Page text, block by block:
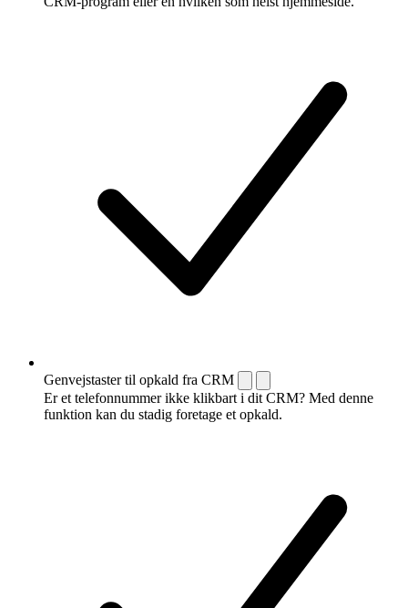
Genvejstaster til opkald fra CRM
Er et telefonnummer ikke klikbart i dit CRM? Med denne
funktion kan du stadig foretage et opkald.